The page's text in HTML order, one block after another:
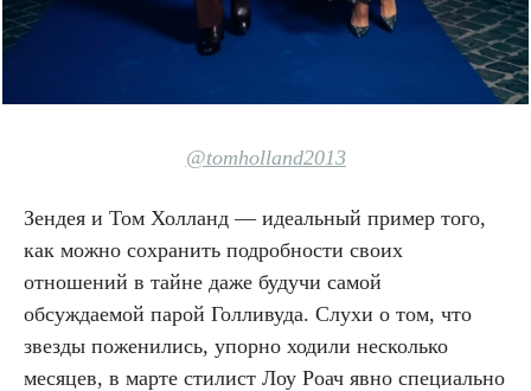
@tomholland2013
Зендея и Том Холланд — идеальный пример того,
как можно сохранить подробности своих
отношений в тайне даже будучи самой
обсуждаемой парой Голливуда. Слухи о том, что
звезды поженились, упорно ходили несколько
месяцев, в марте стилист Лоу Роач явно специально